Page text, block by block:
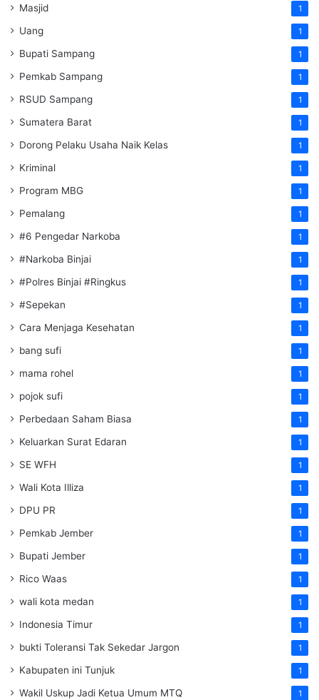
Masjid 1
Uang 1
Bupati Sampang 1
Pemkab Sampang 1
RSUD Sampang 1
Sumatera Barat 1
Dorong Pelaku Usaha Naik Kelas 1
Kriminal 1
Program MBG 1
Pemalang 1
#6 Pengedar Narkoba 1
#Narkoba Binjai 1
#Polres Binjai #Ringkus 1
#Sepekan 1
Cara Menjaga Kesehatan 1
bang sufi 1
mama rohel 1
pojok sufi 1
Perbedaan Saham Biasa 1
Keluarkan Surat Edaran 1
SE WFH 1
Wali Kota Illiza 1
DPU PR 1
Pemkab Jember 1
Bupati Jember 1
Rico Waas 1
wali kota medan 1
Indonesia Timur 1
bukti Toleransi Tak Sekedar Jargon 1
Kabupaten ini Tunjuk 1
Wakil Uskup Jadi Ketua Umum MTQ 1